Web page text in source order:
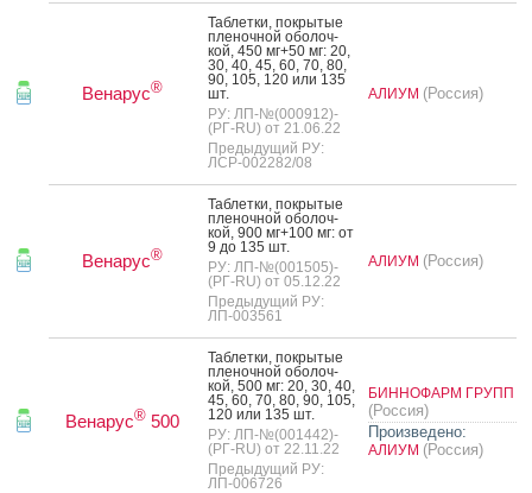
Венарус®
Таб­летки, пок­ры­тые
пле­ноч­ной обо­лоч­
кой, 450 мг+50 мг: 20,
30, 40, 45, 60, 70, 80,
90, 105, 120 или 135
шт.
РУ: ЛП-№(000912)-
(РГ-RU) от 21.06.22
Предыдущий РУ:
ЛСР-002282/08
АЛИУМ (Россия)
Венарус®
Таб­летки, пок­ры­тые
пле­ноч­ной обо­лоч­
кой, 900 мг+100 мг: от
9 до 135 шт.
РУ: ЛП-№(001505)-
(РГ-RU) от 05.12.22
Предыдущий РУ:
ЛП-003561
АЛИУМ (Россия)
Венарус® 500
Таб­летки, пок­ры­тые
пле­ноч­ной обо­лоч­
кой, 500 мг: 20, 30, 40,
45, 60, 70, 80, 90, 105,
120 или 135 шт.
РУ: ЛП-№(001442)-
(РГ-RU) от 22.11.22
Предыдущий РУ:
ЛП-006726
БИННОФАРМ ГРУПП
(Россия)
Произведено:
АЛИУМ (Россия)